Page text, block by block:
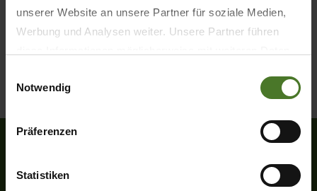
unserer Website an unsere Partner für soziale Medien,
Werbung und Analysen weiter. Unsere Partner führen
sie im Rahmen Ihrer Nutzung der Dienste gesammelt
Wir setzen im Rahmen des Trackings auch Dienstleister
in Drittländern außerhalb der EU mit abweichenden
Datenschutzbestimmungen ein, wodurch das Risiko von
behördlichen Zugriffen bzw. von Kontrollverlust bzgl.
Notwendig
Präferenzen
Statistiken